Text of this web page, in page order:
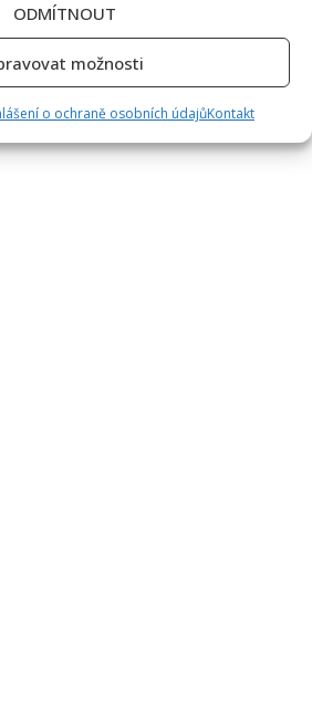
ODMÍTNOUT
možnosti
o ochraně osobních údajůKontakt